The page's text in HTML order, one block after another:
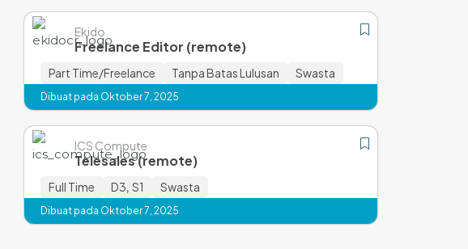
Ekido
Freelance Editor (remote)
Part Time/Freelance Tanpa Batas Lulusan Swasta
Dibuat pada Oktober 7, 2025
ICS Compute
Telesales (remote)
Full Time D3, S1 Swasta
Dibuat pada Oktober 7, 2025